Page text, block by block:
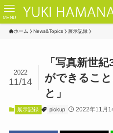
MENU
ホーム News&Topics 展示記録
「写真新世
ができるこ
と」
2022
11/14
展示記録 pickup 2022年11月